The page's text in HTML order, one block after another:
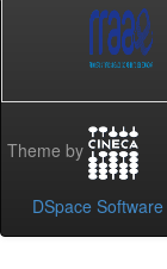
Theme by
DSpace Software